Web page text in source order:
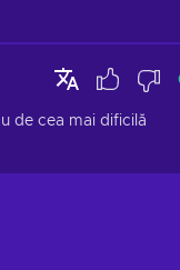
de cea mai dificilă